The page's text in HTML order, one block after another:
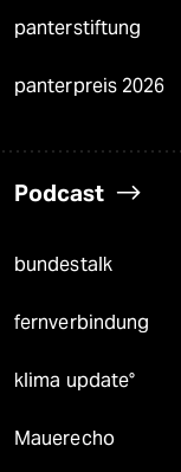
panterstiftung
panterpreis 2026
Podcast
bundestalk
fernverbindung
klima update°
Mauerecho